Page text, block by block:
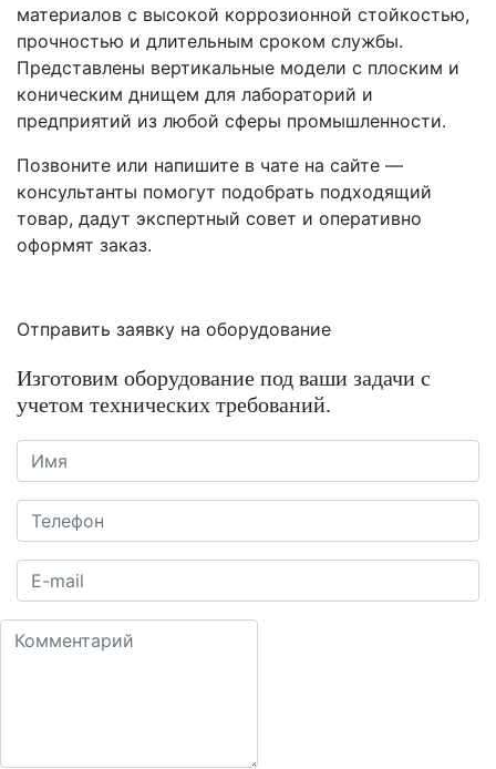
материалов с высокой коррозионной стойкостью,
прочностью и длительным сроком службы.
Представлены вертикальные модели с плоским и
коническим днищем для лабораторий и
предприятий из любой сферы промышленности.
Позвоните или напишите в чате на сайте —
консультанты помогут подобрать подходящий
товар, дадут экспертный совет и оперативно
оформят заказ.
Отправить заявку на оборудование
Изготовим оборудование под ваши задачи с
учетом технических требований.